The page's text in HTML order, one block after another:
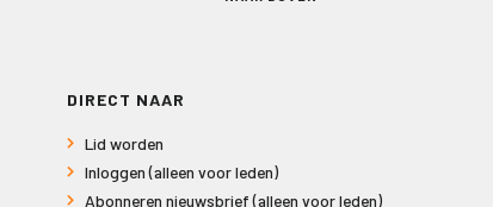
DIRECT NAAR
Lid worden
Inloggen (alleen voor leden)
Abonneren nieuwsbrief (alleen voor leden)